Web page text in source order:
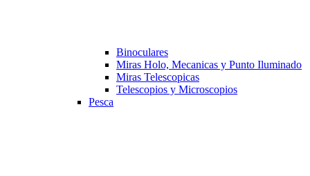
Binoculares
Miras Holo, Mecanicas y Punto Iluminado
Miras Telescopicas
Telescopios y Microscopios
Pesca